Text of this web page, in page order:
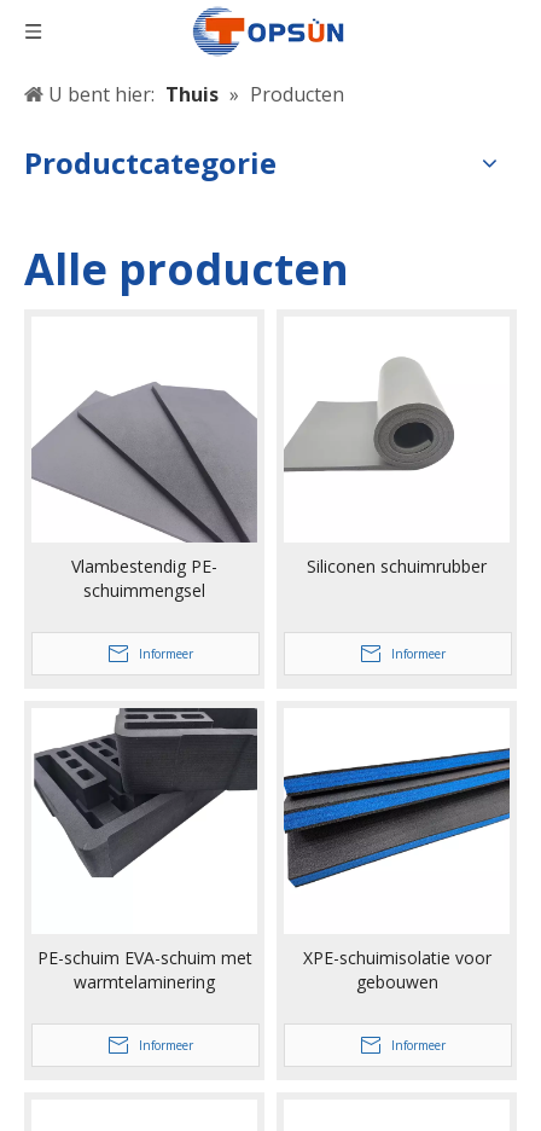
U bent hier: Thuis » Producten
Productcategorie
Alle producten
Vlambestendig PE-
schuimmengsel
Informeer
Siliconen schuimrubber
Informeer
PE-schuim EVA-schuim met
warmtelaminering
Informeer
XPE-schuimisolatie voor
gebouwen
Informeer